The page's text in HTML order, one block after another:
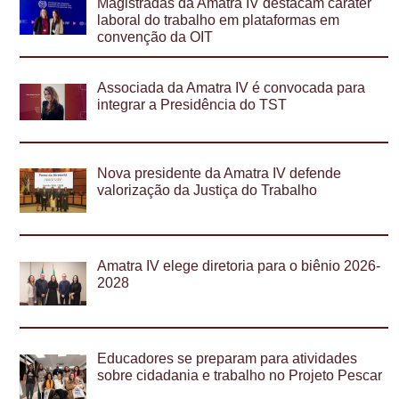
Magistradas da Amatra IV destacam caráter
laboral do trabalho em plataformas em
convenção da OIT
Associada da Amatra IV é convocada para
integrar a Presidência do TST
Nova presidente da Amatra IV defende
valorização da Justiça do Trabalho
Amatra IV elege diretoria para o biênio 2026-
2028
Educadores se preparam para atividades
sobre cidadania e trabalho no Projeto Pescar